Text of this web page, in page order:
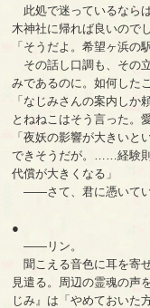
此処で迷っているなら
木神社に帰れば良いので
「そうだよ。希望ヶ浜の
その話し口調も、その
みであるのに。如何した
「なじみさんの案内しか
とねねこはそう言った。
「夜妖の影響が大きいと
できそうだが。……経験
代償が大きくなる」
――さて、君に憑いてい
●
――リン。
聞こえる音色に耳を寄
見遣る。周辺の霊魂の声
じみ』は「やめておいた